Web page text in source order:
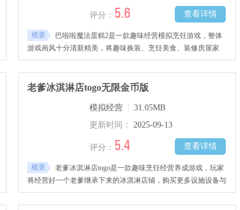
查看详情
评分： 5.6
概要
巴啦啦魔法蛋糕2是一款趣味经营模拟烹饪游戏，整体
游戏画风十分清新精美，将趣味换装、烹饪美食、装修房屋家
园、养成小魔仙等多样化玩法结合，带领玩家更多沉浸其中，可
以自定义你的小魔仙角色，解锁丰富风格的服装饰品装备本身，
收集各种食材、原材料进行烹饪，制作出美味甜蜜的蛋糕，完成
老爹冰淇淋店togo无限金币版
模拟经营
31.05MB
更新时间：
2025-09-13
查看详情
评分： 5.4
概要
老爹冰淇淋店togo是一款趣味烹饪经营养成游戏，玩家
将经营好一个老爹继承下来的冰淇淋店铺，购买更多设施设备与
相关的烹饪工具，购买新鲜的原材料与不同口味的食材进行烹饪
制作，根据顾客的需求进行烹饪，制作出不同口味的冰淇淋，赚